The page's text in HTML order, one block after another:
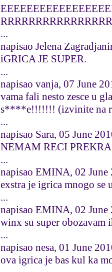
...
napisao Jelena
iGRICA JE SUPER.
...
napisao vanja, 07 June
vama fali nesto zesce u
s****e!!!!!!! (izvinite na
...
napisao Sara, 05 June
NEMAM RECI
...
napisao EMINA, 02 June
exstra je igrica mnogo
...
napisao EMINA, 02 June
winx su super obozavam
...
napisao nesa, 01 June
ova igrica je bas kul ka